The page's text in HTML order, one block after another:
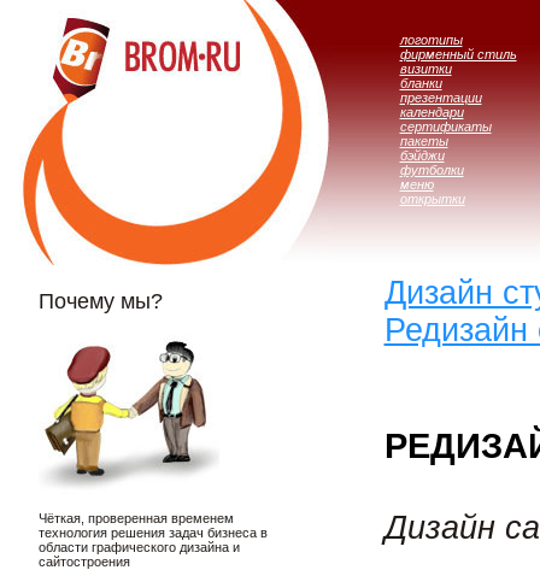
логотипы
фирменный стиль
визитки
бланки
презентации
календари
сертификаты
пакеты
бэйджи
футболки
меню
открытки
Почему мы?
Чёткая, проверенная временем
технология решения задач бизнеса в
области графического дизайна и
сайтостроения
Дизайн
Дизайн